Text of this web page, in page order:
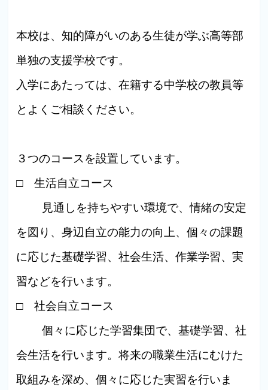
本校は、知的障がいのある生徒が学ぶ高等部
単独の支援学校です。
入学にあたっては、在籍する中学校の教員等
とよくご相談ください。
３つのコースを設置しています。
□ 生活自立コース
見通しを持ちやすい環境で、情緒の安定
を図り、身辺自立の能力の向上、個々の課題
に応じた基礎学習、社会生活、作業学習、実
習などを行います。
□ 社会自立コース
個々に応じた学習集団で、基礎学習、社
会生活を行います。将来の職業生活にむけた
取組みを深め、個々に応じた実習を行いま